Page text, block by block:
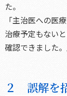
た。
「主治医への医
治療予定もない
確認できました。
２ 誤解を